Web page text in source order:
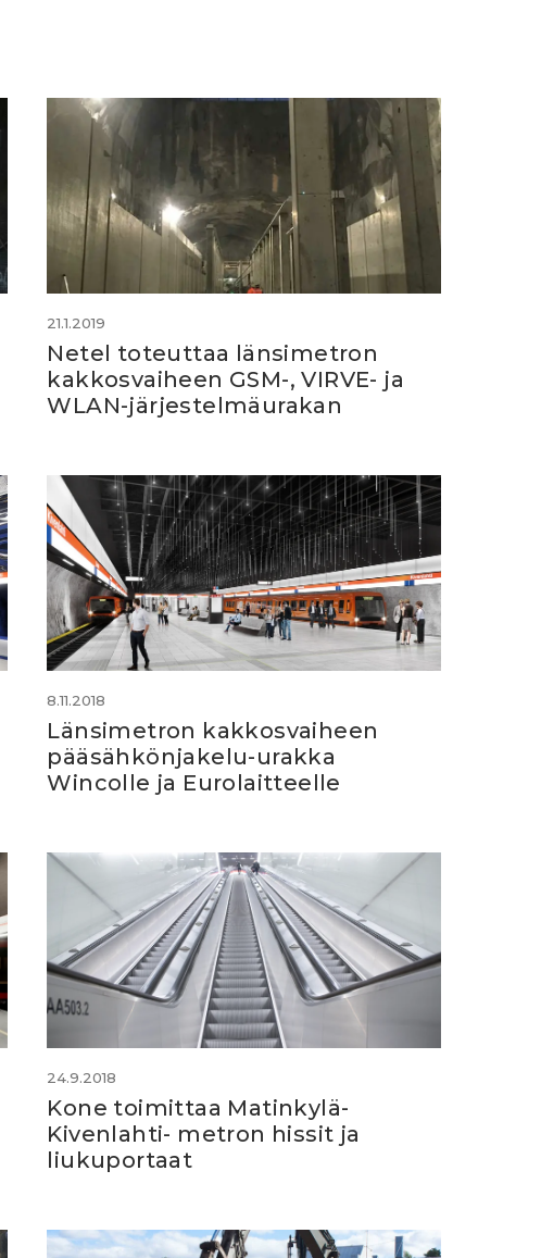
21.1.2019
Netel toteuttaa länsimetron
kakkosvaiheen GSM-, VIRVE- ja
WLAN-järjestelmäurakan
8.11.2018
Länsimetron kakkosvaiheen
pääsähkönjakelu-urakka
Wincolle ja Eurolaitteelle
24.9.2018
Kone toimittaa Matinkylä-
Kivenlahti- metron hissit ja
liukuportaat